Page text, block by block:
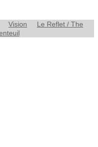
Vision
Le Reflet / The